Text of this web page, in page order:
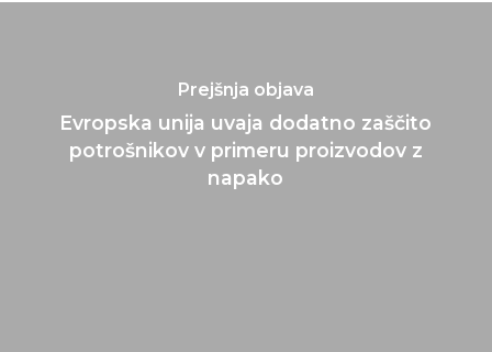
Prejšnja objava
Evropska unija uvaja dodatno zaščito
potrošnikov v primeru proizvodov z
napako